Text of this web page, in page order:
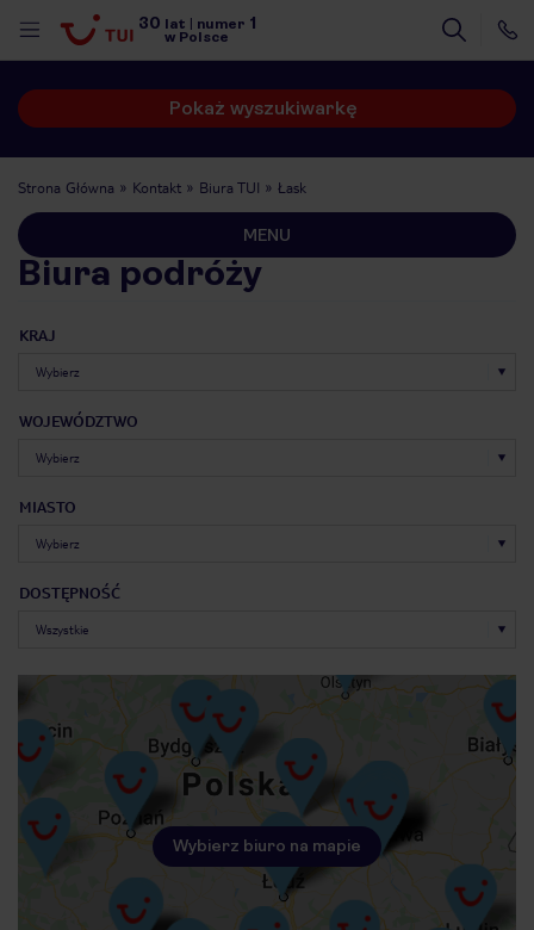
30 lat numer 1
w Polsce
Pokaż wyszukiwarkę
Strona Główna Kontakt Biura TUI Łask
MENU
Biura podróży
KRAJ
WOJEWÓDZTWO
MIASTO
DOSTĘPNOŚĆ
Wybierz biuro na mapie